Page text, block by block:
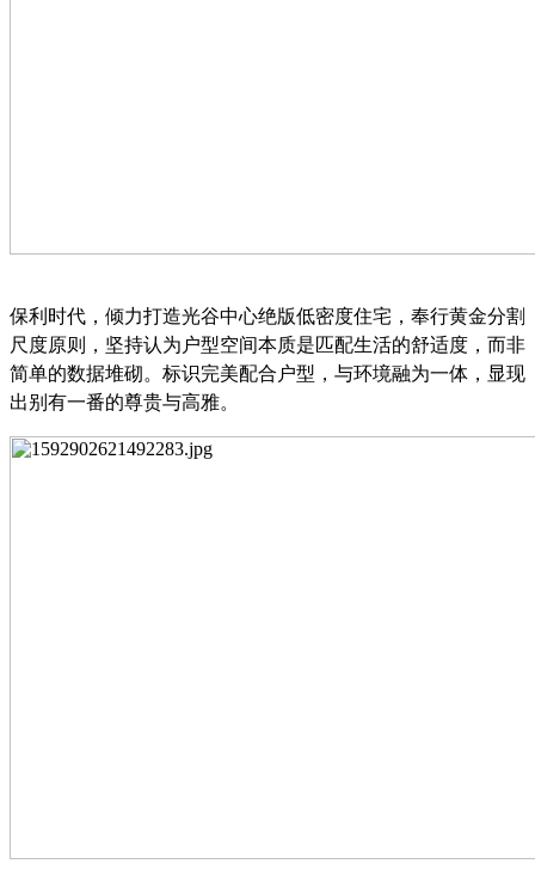
保利时代，倾力打造光谷中心绝版低密度住宅，奉行黄金分割
尺度原则，坚持认为户型空间本质是匹配生活的舒适度，而非
简单的数据堆砌。标识完美配合户型，与环境融为一体，显现
出别有一番的尊贵与高雅。